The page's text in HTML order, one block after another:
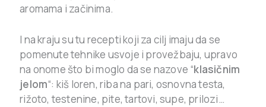
aromama i začinima.
I na kraju su tu recepti koji za cilj imaju da se
pomenute tehnike usvoje i provežbaju, upravo
na onome što bi moglo da se nazove “klasičnim
jelom“: kiš loren, riba na pari, osnovna testa,
rižoto, testenine, pite, tartovi, supe, prilozi…